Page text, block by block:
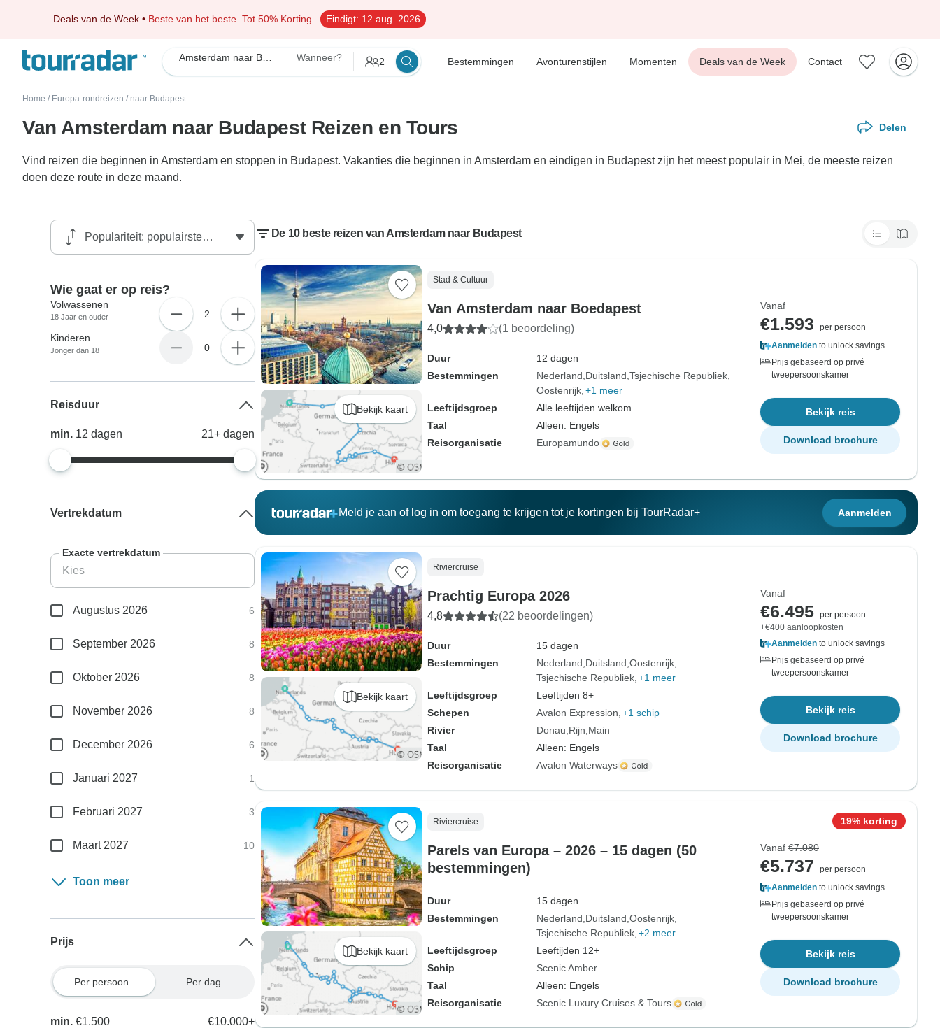
Deals van de Week • Beste van het beste Tot 50% Korting Eindigt: 12 aug. 2026
Amsterdam naar Budapest Wanneer? 2 Bestemmingen Avonturenstijlen Momenten Deals van de Week Contact
Home / Europa-rondreizen / naar Budapest
Van Amsterdam naar Budapest Reizen en Tours Delen
Vind reizen die beginnen in Amsterdam en stoppen in Budapest. Vakanties die beginnen in Amsterdam en eindigen in Budapest zijn het meest populair in Mei, de meeste reizen
doen deze route in deze maand.
De 10 beste reizen van Amsterdam naar Budapest
Bekijk kaart
Stad & Cultuur
Van Amsterdam naar Boedapest
4,0 (1 beoordeling)
Duur
12 dagen
Bestemmingen
Nederland Duitsland Tsjechische Republiek
Oostenrijk +1 meer
Leeftijdsgroep
Alle leeftijden welkom
Taal
Alleen: Engels
Reisorganisatie
Europamundo
Vanaf
€1.593
per persoon
Aanmelden to unlock savings
Prijs gebaseerd op privé
tweepersoonskamer
Bekijk reis
Download brochure
Meld je aan of log in om toegang te krijgen tot je kortingen bij TourRadar+ Aanmelden
Bekijk kaart
Riviercruise
Prachtig Europa 2026
4,8 (22 beoordelingen)
Duur
15 dagen
Bestemmingen
Nederland Duitsland Oostenrijk
Tsjechische Republiek +1 meer
Leeftijdsgroep
Leeftijden 8+
Schepen
Avalon Expression +1 schip
Rivier
Donau Rijn Main
Taal
Alleen: Engels
Reisorganisatie
Avalon Waterways
Vanaf
€6.495 per persoon
+€400 aanloopkosten
Aanmelden to unlock savings
Prijs gebaseerd op privé
tweepersoonskamer
Bekijk reis
Download brochure
Bekijk kaart
Riviercruise
Parels van Europa – 2026 – 15 dagen (50
bestemmingen)
Duur
15 dagen
Bestemmingen
Nederland Duitsland Oostenrijk
Tsjechische Republiek +2 meer
Leeftijdsgroep
Leeftijden 12+
Schip
Scenic Amber
Taal
Alleen: Engels
Reisorganisatie
Scenic Luxury Cruises & Tours
19% korting
Vanaf €7.080
€5.737
per persoon
Aanmelden to unlock savings
Prijs gebaseerd op privé
tweepersoonskamer
Bekijk reis
Download brochure
Wie gaat er op reis?
Volwassenen
18 Jaar en ouder 2
Kinderen
Jonger dan 18 0
Reisduur
min. 12dagen 21+ dagen
Vertrekdatum
Exacte vertrekdatum
Augustus 2026 6
September 2026 8
Oktober 2026 8
November 2026 8
December 2026 6
Januari 2027 1
Februari 2027 3
Maart 2027 10
Toon meer
Prijs
Per persoon Per dag
min.€1.500 €10.000+